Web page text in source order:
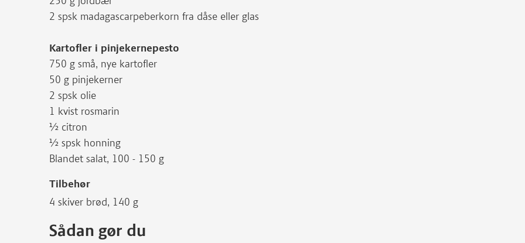
2 spsk madagascarpeberkorn fra dåse eller glas
Kartofler i pinjekernepesto
750 g små, nye kartofler
50 g pinjekerner
2 spsk olie
1 kvist rosmarin
½ citron
½ spsk honning
Blandet salat, 100 - 150 g
Tilbehør
4 skiver brød, 140 g
Sådan gør du